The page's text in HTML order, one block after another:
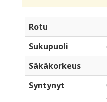
Rotu
Sukupuoli
Säkäkorkeus
Syntynyt